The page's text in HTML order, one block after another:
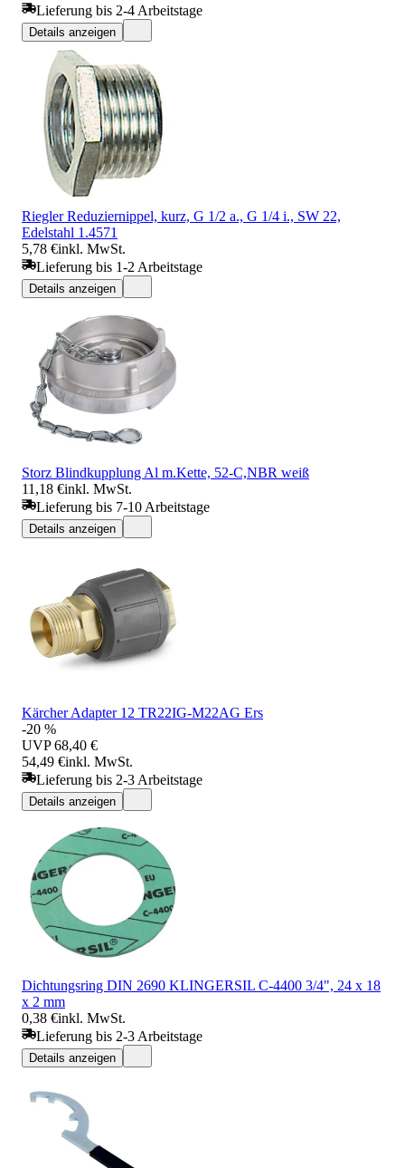
Lieferung bis 2-4 Arbeitstage
Details anzeigen
Riegler Reduziernippel, kurz, G 1/2 a., G 1/4 i., SW 22,
Edelstahl 1.4571
5,78 €inkl. MwSt.
Lieferung bis 1-2 Arbeitstage
Details anzeigen
Storz Blindkupplung Al m.Kette, 52-C,NBR weiß
11,18 €inkl. MwSt.
Lieferung bis 7-10 Arbeitstage
Details anzeigen
Kärcher Adapter 12 TR22IG-M22AG Ers
-20 %
UVP 68,40 €
54,49 €inkl. MwSt.
Lieferung bis 2-3 Arbeitstage
Details anzeigen
Dichtungsring DIN 2690 KLINGERSIL C-4400 3/4", 24 x 18
x 2 mm
0,38 €inkl. MwSt.
Lieferung bis 2-3 Arbeitstage
Details anzeigen